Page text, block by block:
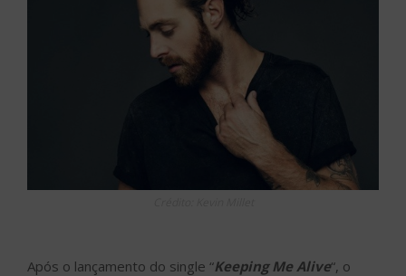
Após o lançamento do single “Keeping Me Alive“, o